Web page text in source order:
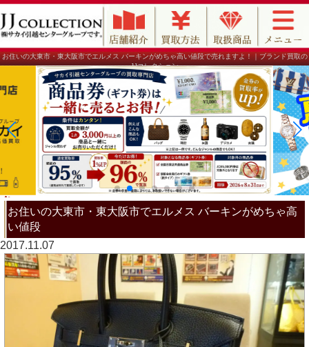
お住いの大東市・東大阪市でエルメス バーキンがめちゃ高い値段で売れますよ！｜ブランド買取の
JJコレクション
お住いの大東市・東大阪市でエルメス バーキンがめちゃ高
い値段
2017.11.07